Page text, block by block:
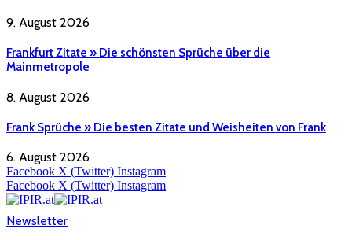
9. August 2026
Frankfurt Zitate » Die schönsten Sprüche über die
Mainmetropole
8. August 2026
Frank Sprüche » Die besten Zitate und Weisheiten von Frank
6. August 2026
Facebook X (Twitter) Instagram
Facebook X (Twitter) Instagram
Newsletter